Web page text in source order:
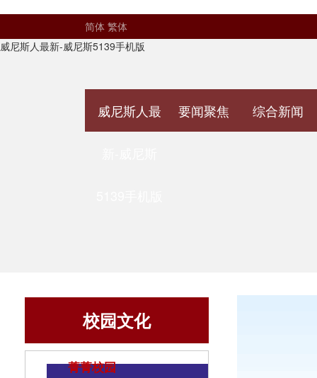
简体 繁体
威尼斯人最新-威尼斯5139手机版
威尼斯人最 要闻聚焦 综合新闻
校园文化
菁菁校园